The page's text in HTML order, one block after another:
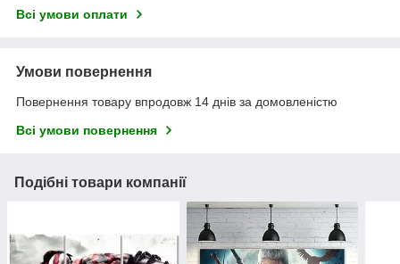
Всі умови оплати
Умови повернення
Повернення товару впродовж 14 днів за домовленістю
Всі умови повернення
Подібні товари компанії